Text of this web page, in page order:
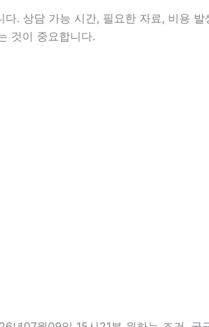
. 상담 가능 시간, 필요한 자료, 비용
것이 중요합니다.